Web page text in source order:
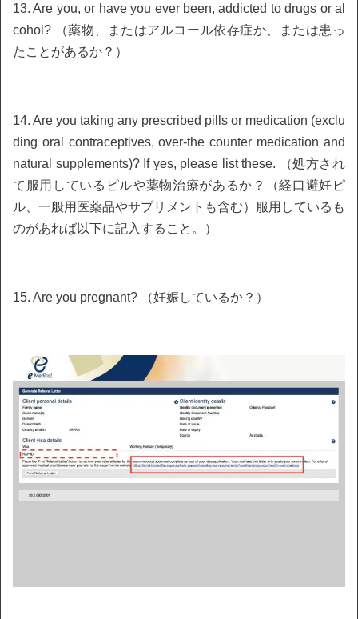
13. Are you, or have you ever been, addicted to drugs or al
cohol? （薬物、またはアルコール依存症か、または患っ
たことがあるか？）
14. Are you taking any prescribed pills or medication (exclu
ding oral contraceptives, over-the counter medication and
natural supplements)? If yes, please list these. （処方され
て服用しているピルや薬物治療があるか？（経口避妊ピ
ル、一般用医薬品やサプリメントも含む）服用しているも
のがあれば以下に記入すること。）
15. Are you pregnant? （妊娠しているか？）